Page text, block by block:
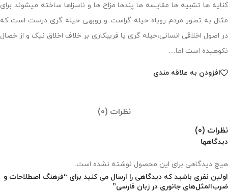
کنایه ها تشبیه ها مقایسه ها پندها مزاح ها و ناسزاها ساخته میشوند برای
مثال به تصور مردم روباه حیله گراست و روبهی حیله گری درست است که
در اصول اخلاقی انسانی،حیله گری یا فریبکاری بر خلاف اخلاق نیک و از خصال
نکوهیده است اما…
افزودن به علاقه مندی
نظرات (0)
نظرات (0)
دیدگاهها
هیچ دیدگاهی برای این محصول نوشته نشده است.
اولین نفری باشید که دیدگاهی را ارسال می کنید برای “فرهنگ اصطلاحات و
ضرب‌المثل‌های جانوری در زبان فارسی”